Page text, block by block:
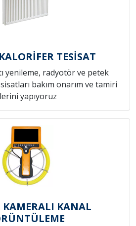
TESİSAT
yenileme, radyotör ve petek
bakım onarım ve tamiri
yapıyoruz
KAMERALI KANAL